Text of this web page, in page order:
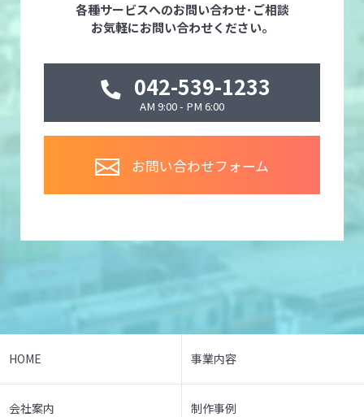
各種サービスへのお問い合わせ･ご相談
お気軽にお問い合わせください。
042-539-1233
AM 9:00 - PM 6:00
お問い合わせフォーム
HOME 事業内容
会社案内 制作事例